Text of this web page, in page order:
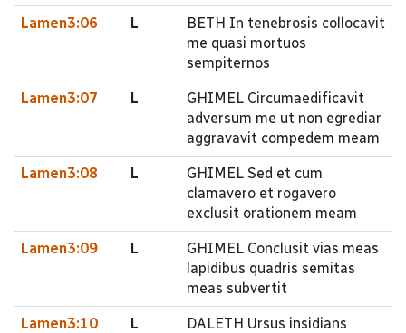
Lamen3:06 L
BETH In tenebrosis collocavit
me quasi mortuos
sempiternos
Lamen3:07 L
GHIMEL Circumaedificavit
adversum me ut non egrediar
aggravavit compedem meam
Lamen3:08 L
GHIMEL Sed et cum
clamavero et rogavero
exclusit orationem meam
Lamen3:09 L
GHIMEL Conclusit vias meas
lapidibus quadris semitas
meas subvertit
Lamen3:10 L
DALETH Ursus insidians